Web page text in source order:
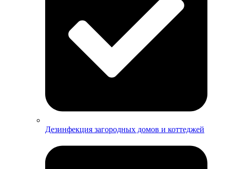
Дезинфекция загородных домов и коттеджей